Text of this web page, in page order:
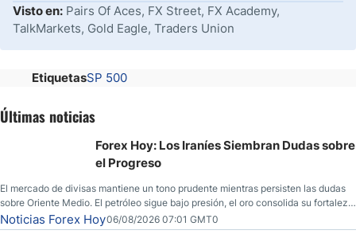
Visto en: Pairs Of Aces, FX Street, FX Academy,
TalkMarkets, Gold Eagle, Traders Union
EtiquetasSP 500
Últimas noticias
Forex Hoy: Los Iraníes Siembran Dudas sobre
el Progreso
El mercado de divisas mantiene un tono prudente mientras persisten las dudas
sobre Oriente Medio. El petróleo sigue bajo presión, el oro consolida su fortaleza
y los operadores esperan nuevas referencias económicas desde Estados
Unidos.
Noticias Forex Hoy06/08/2026 07:01 GMT0